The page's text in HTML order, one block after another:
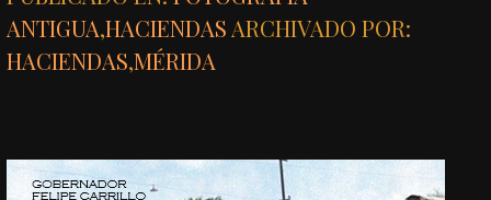
ANTIGUA,HACIENDAS ARCHIVADO POR:
HACIENDAS,MÉRIDA